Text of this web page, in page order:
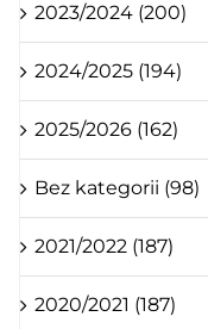
2023/2024 (200)
2024/2025 (194)
2025/2026 (162)
Bez kategorii (98)
2021/2022 (187)
2020/2021 (187)